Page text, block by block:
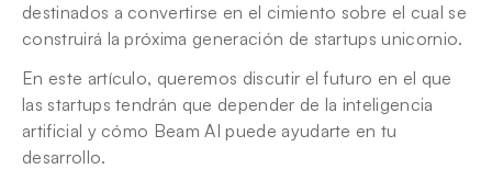
destinados a convertirse en el cimiento sobre el cual se
construirá la próxima generación de startups unicornio.
En este artículo, queremos discutir el futuro en el que
las startups tendrán que depender de la inteligencia
artificial y cómo Beam AI puede ayudarte en tu
desarrollo.